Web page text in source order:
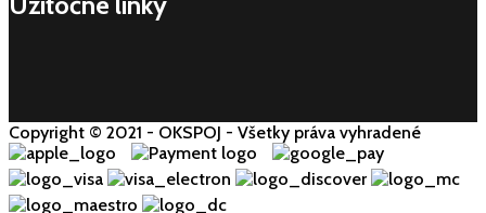
Copyright © 2021 - OKSPOJ - Všetky práva vyhradené